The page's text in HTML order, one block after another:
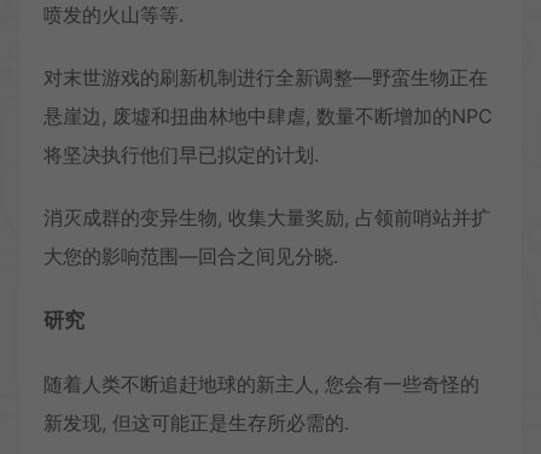
喷发的火山等等.
对末世游戏的刷新机制进行全新调整—野蛮生物正在
悬崖边, 废墟和扭曲林地中肆虐, 数量不断增加的NPC
将坚决执行他们早已拟定的计划.
消灭成群的变异生物, 收集大量奖励, 占领前哨站并扩
大您的影响范围—回合之间见分晓.
研究
随着人类不断追赶地球的新主人, 您会有一些奇怪的
新发现, 但这可能正是生存所必需的.